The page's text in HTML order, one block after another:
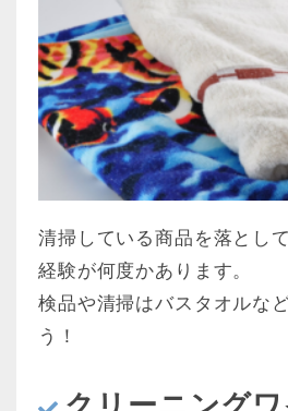
清掃している商品を落とし
経験が何度かあります。
検品や清掃はバスタオルな
う！